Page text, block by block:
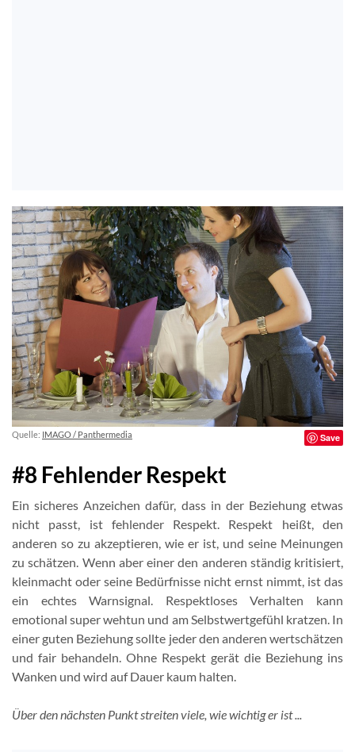
Quelle: IMAGO / Panthermedia Save
#8 Fehlender Respekt
Ein sicheres Anzeichen dafür, dass in der Beziehung etwas
nicht passt, ist fehlender Respekt. Respekt heißt, den
anderen so zu akzeptieren, wie er ist, und seine Meinungen
zu schätzen. Wenn aber einer den anderen ständig kritisiert,
kleinmacht oder seine Bedürfnisse nicht ernst nimmt, ist das
ein echtes Warnsignal. Respektloses Verhalten kann
emotional super wehtun und am Selbstwertgefühl kratzen. In
einer guten Beziehung sollte jeder den anderen wertschätzen
und fair behandeln. Ohne Respekt gerät die Beziehung ins
Wanken und wird auf Dauer kaum halten.
Über den nächsten Punkt streiten viele, wie wichtig er ist ...